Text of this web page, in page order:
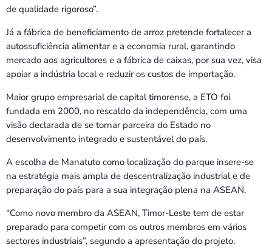
de qualidade rigoroso”.
Já a fábrica de beneficiamento de arroz pretende fortalecer a
autossuficiência alimentar e a economia rural, garantindo
mercado aos agricultores e a fábrica de caixas, por sua vez, visa
apoiar a indústria local e reduzir os custos de importação.
Maior grupo empresarial de capital timorense, a ETO foi
fundada em 2000, no rescaldo da independência, com uma
visão declarada de se tornar parceira do Estado no
desenvolvimento integrado e sustentável do país.
A escolha de Manatuto como localização do parque insere-se
na estratégia mais ampla de descentralização industrial e de
preparação do país para a sua integração plena na ASEAN.
“Como novo membro da ASEAN, Timor-Leste tem de estar
preparado para competir com os outros membros em vários
sectores industriais”, segundo a apresentação do projeto.